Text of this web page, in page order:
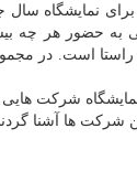
نمایشگاه
به حضور هر چه
راستا است. در
شرکت
شرکت ها آشنا